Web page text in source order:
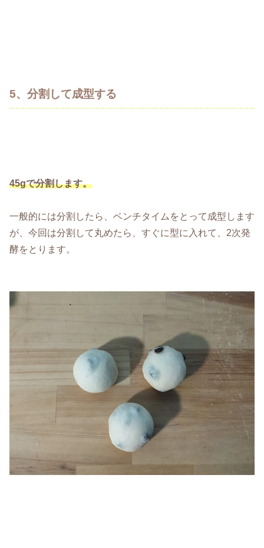
5、分割して成型する
45gで分割します。
一般的には分割したら、ベンチタイムをとって成型します
が、今回は分割して丸めたら、すぐに型に入れて、2次発
酵をとります。